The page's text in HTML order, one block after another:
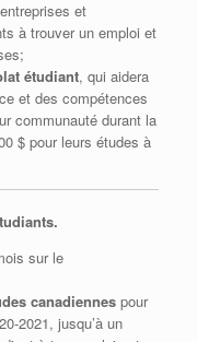
et
à trouver un emploi et
étudiant, qui aidera
et des compétences
communauté durant la
$ pour leurs études à
sur le
canadiennes pour
2021, jusqu’à un